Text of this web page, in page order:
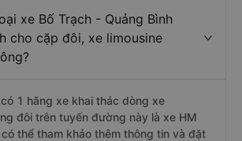
xe Bố Trạch - Quảng Bình
cho cặp đôi, xe limousine
1 hãng xe khai thác dòng xe
đôi trên tuyến đường này là xe HM
thể tham khảo thêm thông tin và đặt